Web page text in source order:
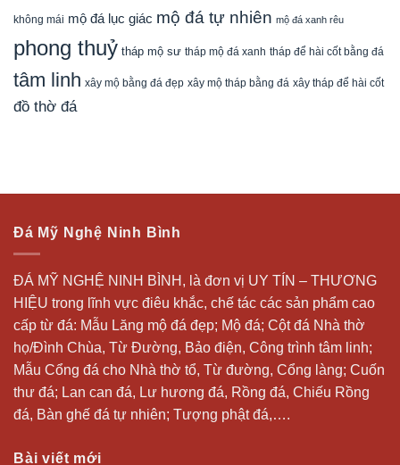
không mái mộ đá lục giác mộ đá tự nhiên mộ đá xanh rêu
phong thuỷ tháp mộ sư tháp mộ đá xanh tháp để hài cốt bằng đá
tâm linh xây mộ bằng đá đẹp xây mộ tháp bằng đá xây tháp để hài cốt
đồ thờ đá
Đá Mỹ Nghệ Ninh Bình
ĐÁ MỸ NGHỆ NINH BÌNH, là đơn vị UY TÍN – THƯƠNG
HIỆU trong lĩnh vực điêu khắc, chế tác các sản phẩm cao
cấp từ đá: Mẫu Lăng mộ đá đẹp; Mộ đá; Cột đá Nhà thờ
họ/Đình Chùa, Từ Đường, Bảo điện, Công trình tâm linh;
Mẫu Cổng đá cho Nhà thờ tổ, Từ đường, Cổng làng; Cuốn
thư đá; Lan can đá, Lư hương đá, Rồng đá, Chiếu Rồng
đá, Bàn ghế đá tự nhiên; Tượng phật đá,….
Bài viết mới